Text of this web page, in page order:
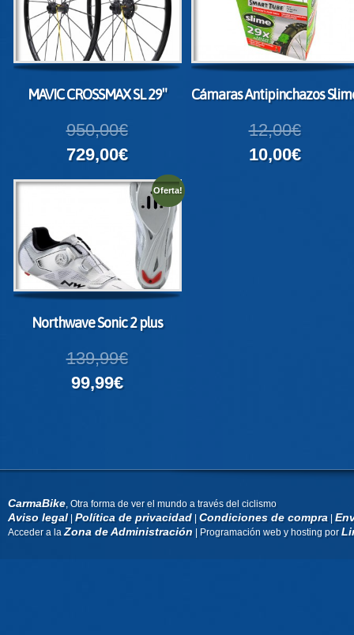
MAVIC CROSSMAX SL 29″
950,00€
729,00€
Cámaras Antipinchazos
12,00€
10,00€
Oferta!
Northwave Sonic 2 plus
139,99€
99,99€
CarmaBike, Otra forma de ver el mundo a través del ciclismo
Aviso legal|Política de privacidad|Condiciones de compra|
Acceder a la Zona de Administración| Programación web y hosting por